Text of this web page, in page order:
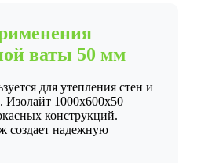
ваты 50 мм
для утепления стен и
Изолайт 1000х600х50
конструкций.
создает надежную